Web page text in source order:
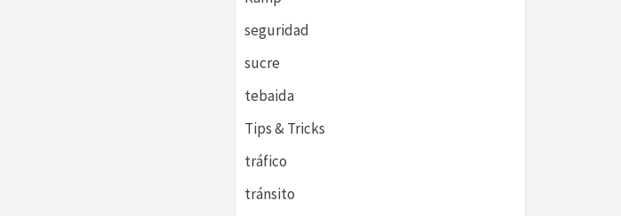
seguridad
sucre
tebaida
Tips & Tricks
tráfico
tránsito